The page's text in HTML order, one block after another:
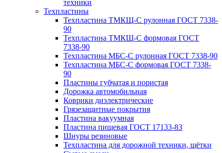
техники
Техпластины
Техпластина ТМКЩ-С рулонная ГОСТ 7338-
90
Техпластина ТМКЩ-С формовая ГОСТ
7338-90
Техпластина МБС-С рулонная ГОСТ 7338-90
Техпластина МБС-С формовая ГОСТ 7338-
90
Пластины губчатая и пористая
Дорожка автомобильная
Коврики диэлектрические
Грязезащитные покрытия
Пластина вакуумная
Пластина пищевая ГОСТ 17133-83
Шнуры резиновые
Техпластина для дорожной техники, щётки